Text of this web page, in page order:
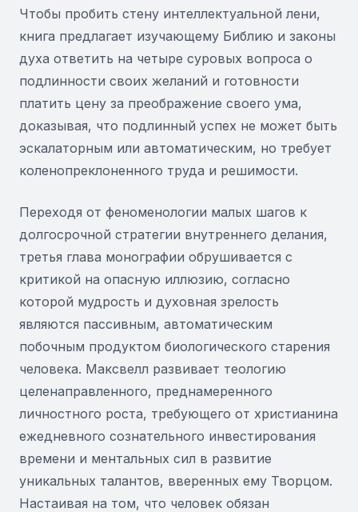
Чтобы пробить стену интеллектуальной лени,
книга предлагает изучающему Библию и законы
духа ответить на четыре суровых вопроса о
подлинности своих желаний и готовности
платить цену за преображение своего ума,
доказывая, что подлинный успех не может быть
эскалаторным или автоматическим, но требует
коленопреклоненного труда и решимости.
Переходя от феноменологии малых шагов к
долгосрочной стратегии внутреннего делания,
третья глава монографии обрушивается с
критикой на опасную иллюзию, согласно
которой мудрость и духовная зрелость
являются пассивным, автоматическим
побочным продуктом биологического старения
человека. Максвелл развивает теологию
целенаправленного, преднамеренного
личностного роста, требующего от христианина
ежедневного сознательного инвестирования
времени и ментальных сил в развитие
уникальных талантов, вверенных ему Творцом.
Настаивая на том, что человек обязан